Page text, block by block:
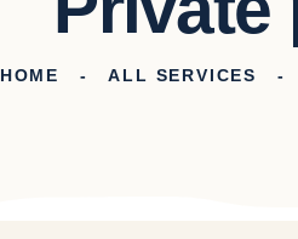
HOME ALL SERVICES